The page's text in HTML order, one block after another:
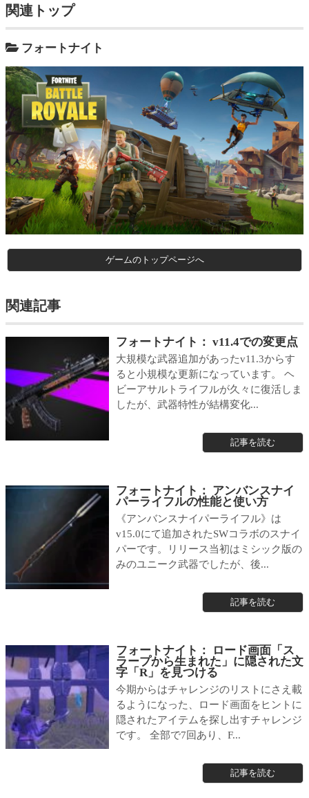
関連トップ
フォートナイト
ゲームのトップページへ
関連記事
フォートナイト： v11.4での変更点
大規模な武器追加があったv11.3からす
ると小規模な更新になっています。 ヘ
ビーアサルトライフルが久々に復活しま
したが、武器特性が結構変化...
記事を読む
フォートナイト： アンバンスナイ
パーライフルの性能と使い方
《アンバンスナイパーライフル》は
v15.0にて追加されたSWコラボのスナイ
パーです。リリース当初はミシック版の
みのユニーク武器でしたが、後...
記事を読む
フォートナイト： ロード画面「ス
ラープから生まれた」に隠された文
字「R」を見つける
今期からはチャレンジのリストにさえ載
るようになった、ロード画面をヒントに
隠されたアイテムを探し出すチャレンジ
です。 全部で7回あり、F...
記事を読む